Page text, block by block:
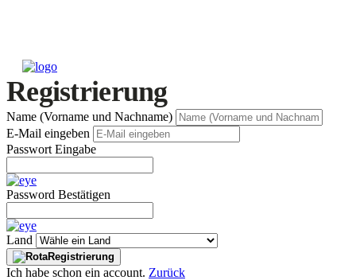
Registrierung
Name (Vorname und Nachname)
E-Mail eingeben
Passwort Eingabe
Password Bestätigen
Land
Registrierung
Ich habe schon ein account. Zurück